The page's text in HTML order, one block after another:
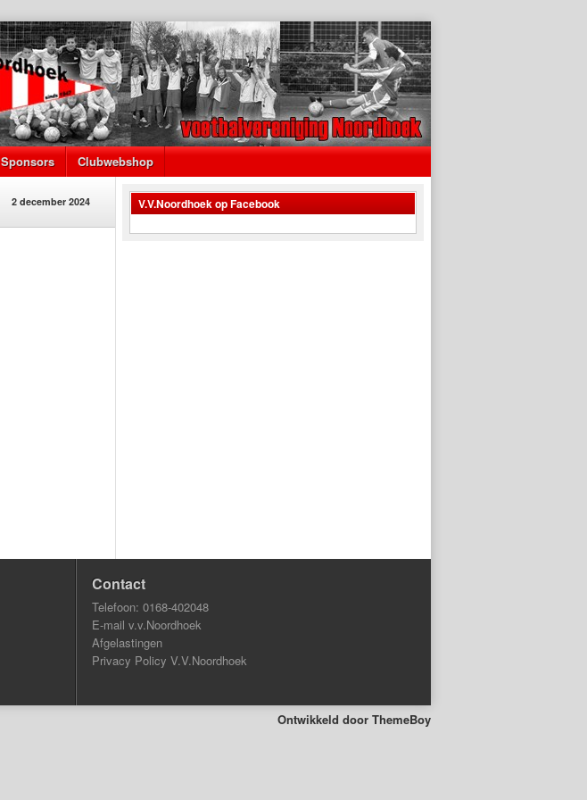
Sponsors Clubwebshop
2 december 2024 V.V.Noordhoek op Facebook
Contact
Telefoon: 0168-402048
E-mail v.v.Noordhoek
Afgelastingen
Privacy Policy V.V.Noordhoek
Ontwikkeld door ThemeBoy